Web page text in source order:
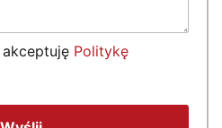
akceptuję Politykę